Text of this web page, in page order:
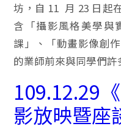
坊，自 11 月 23 日起
含「攝影風格美學與
課」、「動畫影像創
的業師前來與同學們
109.12.29
影放映暨座